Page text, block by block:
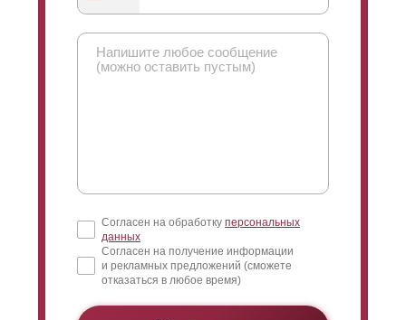
Согласен на обработку персональных
данных
Согласен на получение информации
и рекламных предложений (сможете
отказаться в любое время)